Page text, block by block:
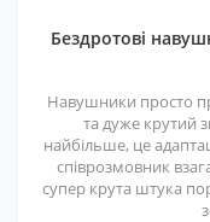
Бездротові
Навушники просто
та дуже крутий
найбільше, це
співрозмовник
супер крута штука